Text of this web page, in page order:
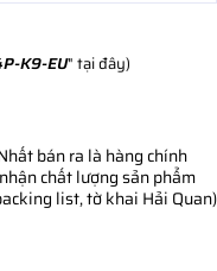
K9-EU" tại đây)
bán ra là hàng chính
chất lượng sản phẩm
list, tờ khai Hải Quan)